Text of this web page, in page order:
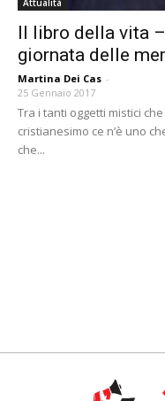
Il libro della vita
giornata delle
Martina Dei Cas -
25 Gennaio 2017
Tra i tanti oggetti mistici
cristianesimo ce n’è uno
che...